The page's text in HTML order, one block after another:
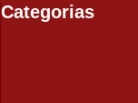
Categorias